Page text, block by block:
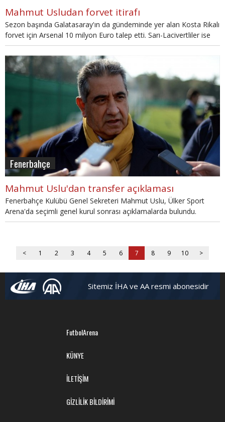
Mahmut Usludan forvet itirafı
Sezon başında Galatasaray'ın da gündeminde yer alan Kosta Rikalı
forvet için Arsenal 10 milyon Euro talep etti. Sarı-Lacivertliler ise
kiralama formülüyle bu işi bitirmeyi planlıyor.
Fenerbahçe
Mahmut Uslu'dan transfer açıklaması
Fenerbahçe Kulübü Genel Sekreteri Mahmut Uslu, Ülker Sport
Arena'da seçimli genel kurul sonrası açıklamalarda bulundu.
< 1 2 3 4 5 6 7 8 9 10 >
Sitemiz İHA ve AA resmi abonesidir
FutbolArena
KÜNYE
İLETİŞİM
GİZLİLİK BİLDİRİMİ